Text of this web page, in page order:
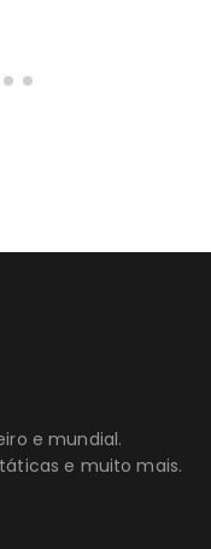
e mundial.
e muito mais.